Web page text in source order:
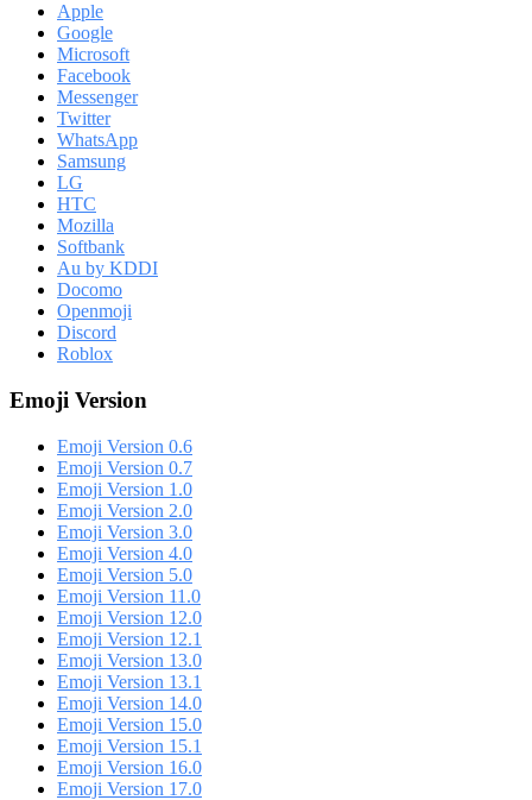
Apple
Google
Microsoft
Facebook
Messenger
Twitter
WhatsApp
Samsung
LG
HTC
Mozilla
Softbank
Au by KDDI
Docomo
Openmoji
Discord
Roblox
Emoji Version
Emoji Version 0.6
Emoji Version 0.7
Emoji Version 1.0
Emoji Version 2.0
Emoji Version 3.0
Emoji Version 4.0
Emoji Version 5.0
Emoji Version 11.0
Emoji Version 12.0
Emoji Version 12.1
Emoji Version 13.0
Emoji Version 13.1
Emoji Version 14.0
Emoji Version 15.0
Emoji Version 15.1
Emoji Version 16.0
Emoji Version 17.0